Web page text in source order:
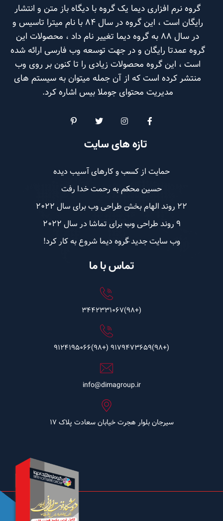
گروه نرم افزاری دیما یک گروه با دیگاه باز متن و انتشار
رایگان است ، این گروه در سال 84 با نام میترا تاسیس و
در سال 88 به گروه دیما تغییر نام داد ، محصولات این
گروه عمدتا رایگان و در جهت توسعه وب فارسی ارائه شده
است ، این گروه محصولات زیادی را تا کنون بر روی وب
منتشر کرده است که از آن جمله میتوان به سیستم های
مدیریت محتوای جوملا بیس اشاره کرد.
تازه های سایت
حمایت از کسب و کارهای آسیب دیده
حسین محکم به رحمت خدا رفت
22 روند الهام بخش طراحی وب برای سال 2022
9 روند طراحی وب برای تماشا در سال 2022
وب سایت جدید گروه دیما شروع به کار کرد!
تماس با ما
(+98)3442331067
(+98)9179473659
(+98)9124195066
info@dimagroup.ir
سیرجان بلوار هجرت خیابان سعادت پلاک ۱۷